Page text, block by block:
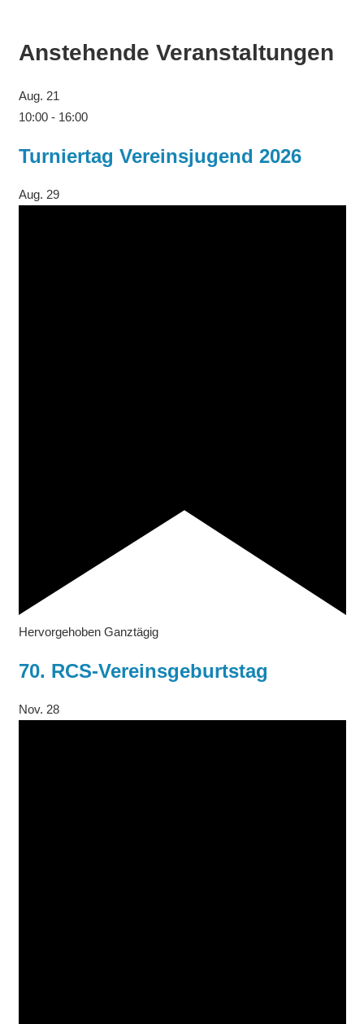
Anstehende Veranstaltungen
Aug. 21
10:00- 16:00
Turniertag Vereinsjugend 2026
Aug. 29
Hervorgehoben Ganztägig
70. RCS-Vereinsgeburtstag
Nov. 28